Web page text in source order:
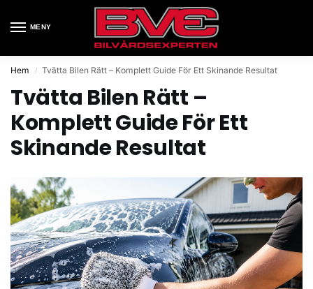
MENY
Hem / Tvätta Bilen Rätt – Komplett Guide För Ett Skinande Resultat
Tvätta Bilen Rätt –
Komplett Guide För Ett
Skinande Resultat